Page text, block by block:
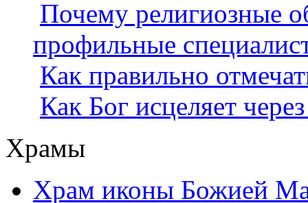
Почему религиозные
профильные
Как правильно
Как Бог исцеляет
Храмы
Храм иконы Божией